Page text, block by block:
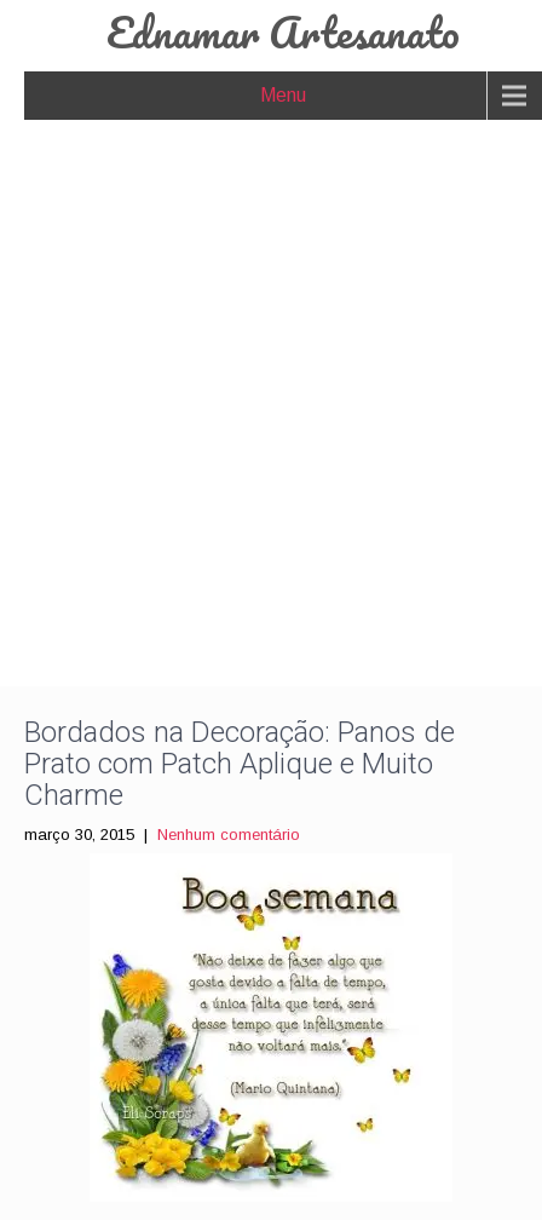
Ednamar Artesanato
Menu
Bordados na Decoração: Panos de
Prato com Patch Aplique e Muito
Charme
março 30, 2015 | Nenhum comentário